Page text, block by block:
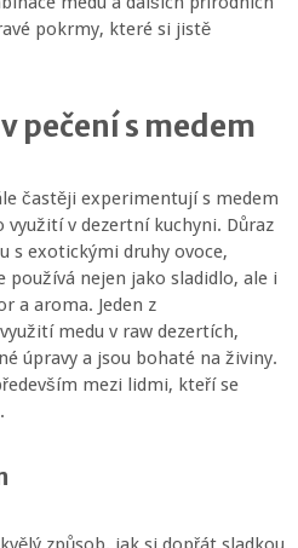
pokrmy, které si jistě
pečení s medem
častěji experimentují s medem
využití v dezertní kuchyni. Důraz
s exotickými druhy ovoce,
používá nejen jako sladidlo, ale i
a aroma. Jeden z
medu v raw dezertích,
úpravy a jsou bohaté na živiny.
mezi lidmi, kteří se